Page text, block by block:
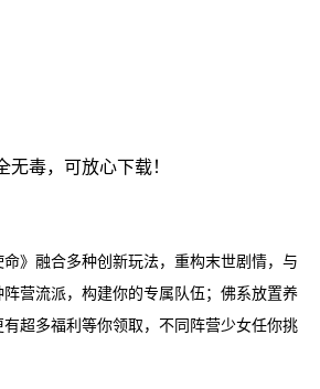
毒，可放心下载！
》融合多种创新玩法，重构末世剧情，与
营流派，构建你的专属队伍；佛系放置养
超多福利等你领取，不同阵营少女任你挑